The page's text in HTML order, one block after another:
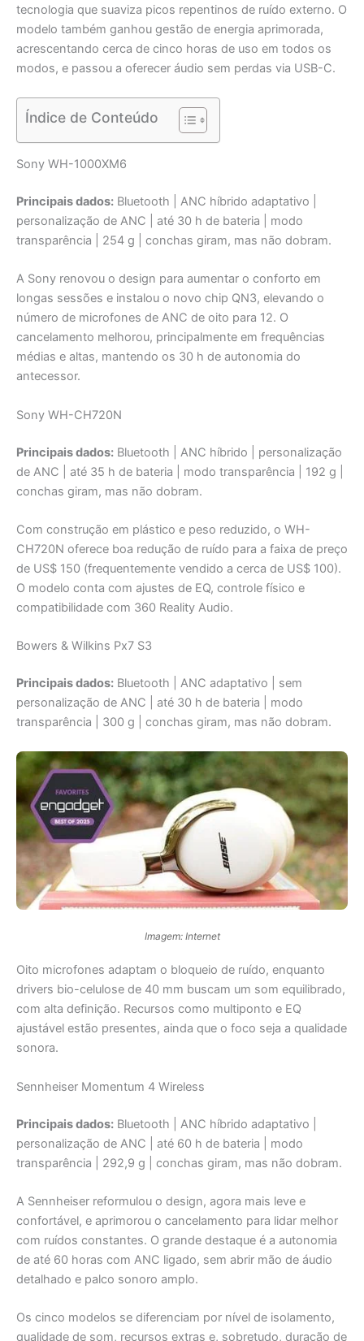
tecnologia que suaviza picos repentinos de ruído externo. O
modelo também ganhou gestão de energia aprimorada,
acrescentando cerca de cinco horas de uso em todos os
modos, e passou a oferecer áudio sem perdas via USB-C.
Índice de Conteúdo
Sony WH-1000XM6
Principais dados: Bluetooth | ANC híbrido adaptativo |
personalização de ANC | até 30 h de bateria | modo
transparência | 254 g | conchas giram, mas não dobram.
A Sony renovou o design para aumentar o conforto em
longas sessões e instalou o novo chip QN3, elevando o
número de microfones de ANC de oito para 12. O
cancelamento melhorou, principalmente em frequências
médias e altas, mantendo os 30 h de autonomia do
antecessor.
Sony WH-CH720N
Principais dados: Bluetooth | ANC híbrido | personalização
de ANC | até 35 h de bateria | modo transparência | 192 g |
conchas giram, mas não dobram.
Com construção em plástico e peso reduzido, o WH-
CH720N oferece boa redução de ruído para a faixa de preço
de US$ 150 (frequentemente vendido a cerca de US$ 100).
O modelo conta com ajustes de EQ, controle físico e
compatibilidade com 360 Reality Audio.
Bowers & Wilkins Px7 S3
Principais dados: Bluetooth | ANC adaptativo | sem
personalização de ANC | até 30 h de bateria | modo
transparência | 300 g | conchas giram, mas não dobram.
Imagem: Internet
Oito microfones adaptam o bloqueio de ruído, enquanto
drivers bio-celulose de 40 mm buscam um som equilibrado,
com alta definição. Recursos como multiponto e EQ
ajustável estão presentes, ainda que o foco seja a qualidade
sonora.
Sennheiser Momentum 4 Wireless
Principais dados: Bluetooth | ANC híbrido adaptativo |
personalização de ANC | até 60 h de bateria | modo
transparência | 292,9 g | conchas giram, mas não dobram.
A Sennheiser reformulou o design, agora mais leve e
confortável, e aprimorou o cancelamento para lidar melhor
com ruídos constantes. O grande destaque é a autonomia
de até 60 horas com ANC ligado, sem abrir mão de áudio
detalhado e palco sonoro amplo.
Os cinco modelos se diferenciam por nível de isolamento,
qualidade de som, recursos extras e, sobretudo, duração de